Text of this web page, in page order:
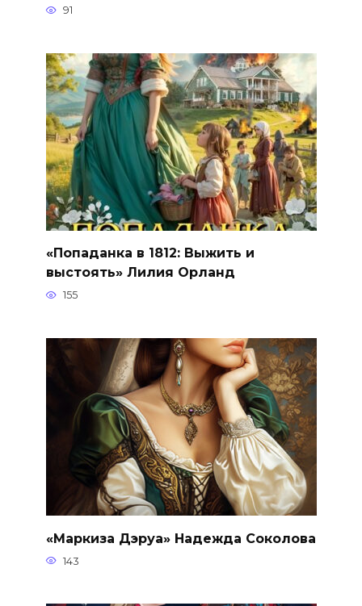
91
«Попаданка в 1812: Выжить и
выстоять» Лилия Орланд
155
«Маркиза Дэруа» Надежда Соколова
143